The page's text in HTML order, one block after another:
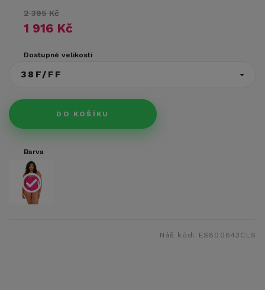
2 395 Kč
1 916 Kč
Dostupné velikosti
38F/FF
DO KOŠÍKU
Barva
Náš kód: ES800643CLS